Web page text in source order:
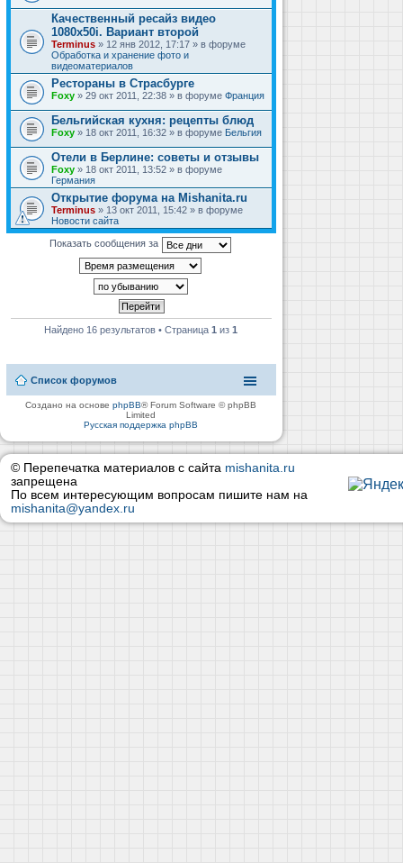
Качественный ресайз видео
1080x50i. Вариант второй
Terminus » 12 янв 2012, 17:17 » в форуме
Обработка и хранение фото и
видеоматериалов
Рестораны в Страсбурге
Foxy » 29 окт 2011, 22:38 » в форуме Франция
Бельгийская кухня: рецепты блюд
Foxy » 18 окт 2011, 16:32 » в форуме Бельгия
Отели в Берлине: советы и отзывы
Foxy » 18 окт 2011, 13:52 » в форуме
Германия
Открытие форума на Mishanita.ru
Terminus » 13 окт 2011, 15:42 » в форуме
Новости сайта
Показать сообщения за
Найдено 16 результатов • Страница1 из1
Список форумов
Создано на основеphpBB® Forum Software © phpBB
Limited
Русская поддержка phpBB
© Перепечатка материалов с сайта mishanita.ru
запрещена
По всем интересующим вопросам пишите нам на
mishanita@yandex.ru